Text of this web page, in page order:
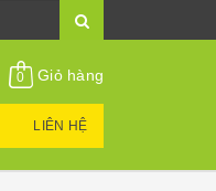
0 Giỏ hàng
LIÊN HỆ